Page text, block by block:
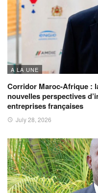
A LA UNE
Corridor Maroc-Afrique :
nouvelles perspectives
entreprises françaises
July 28, 2026